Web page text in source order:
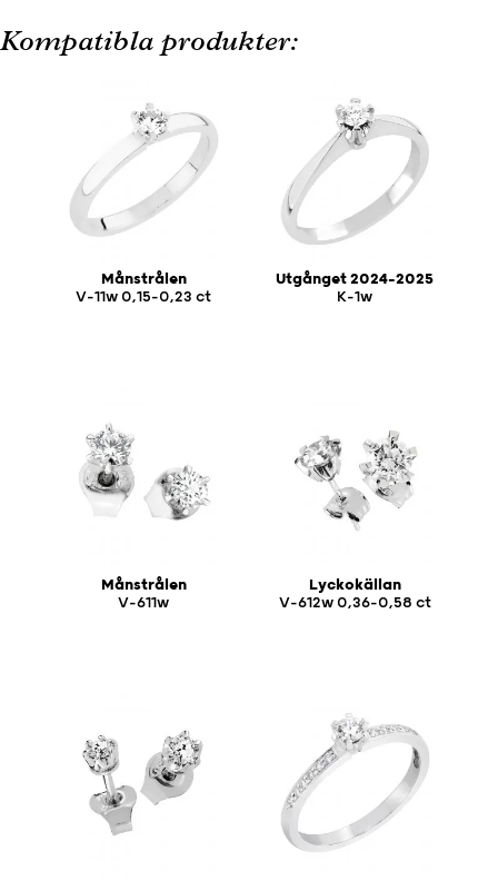
Kompatibla produkter:
Månstrålen
V-11w 0,15-0,23 ct
Utgånget 2024-2025
K-1w
Månstrålen
V-611w
Lyckokällan
V-612w 0,36-0,58 ct